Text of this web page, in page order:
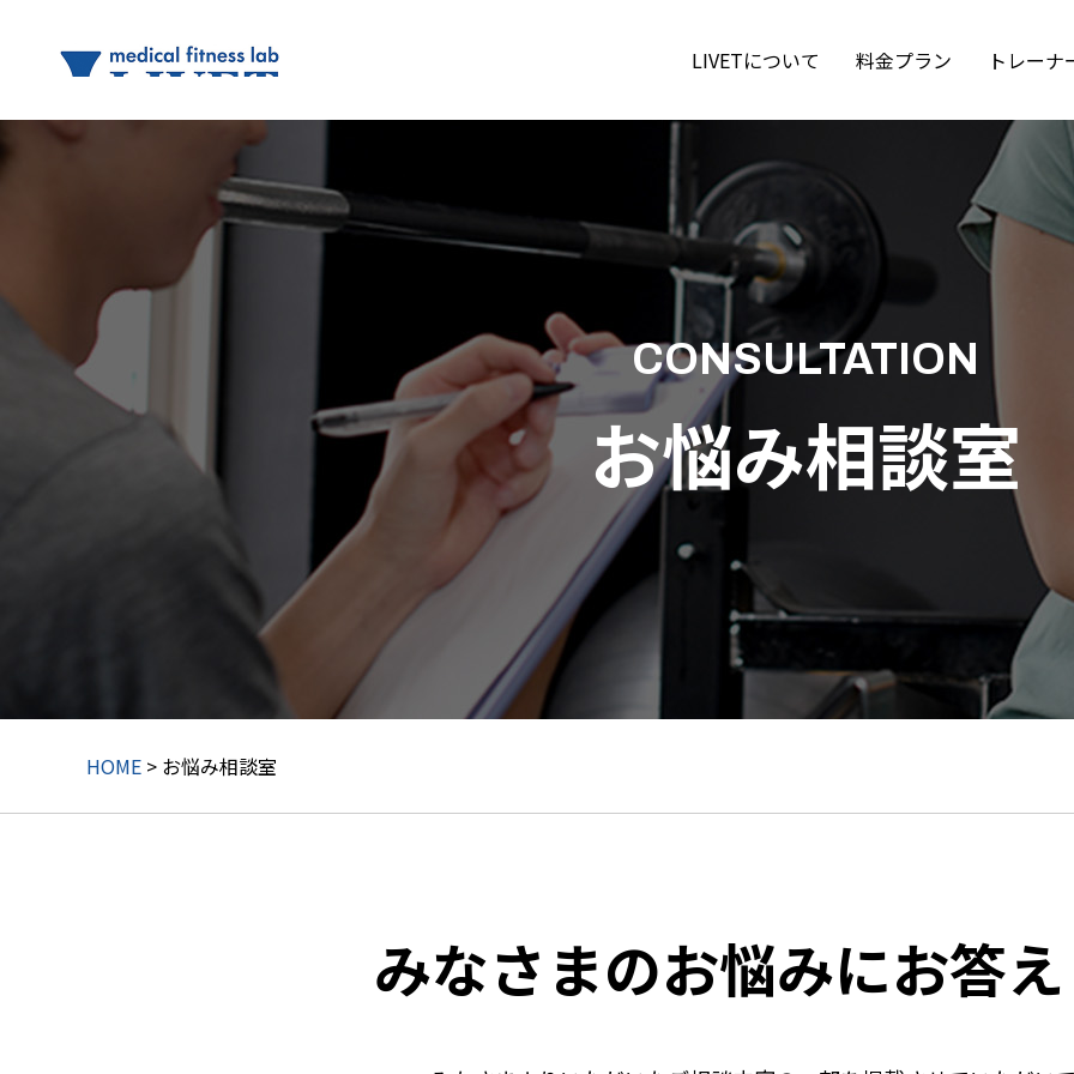
LIVETについて 料金プラン トレーナ
CONSULTATION
お悩み相談室
HOME > お悩み相談室
みなさまのお悩みにお答